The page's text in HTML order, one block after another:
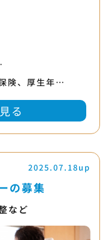
険、厚生年…
る
2025.07.18up
の募集
など